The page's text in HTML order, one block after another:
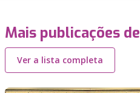
Mais publicações
Ver a lista completa